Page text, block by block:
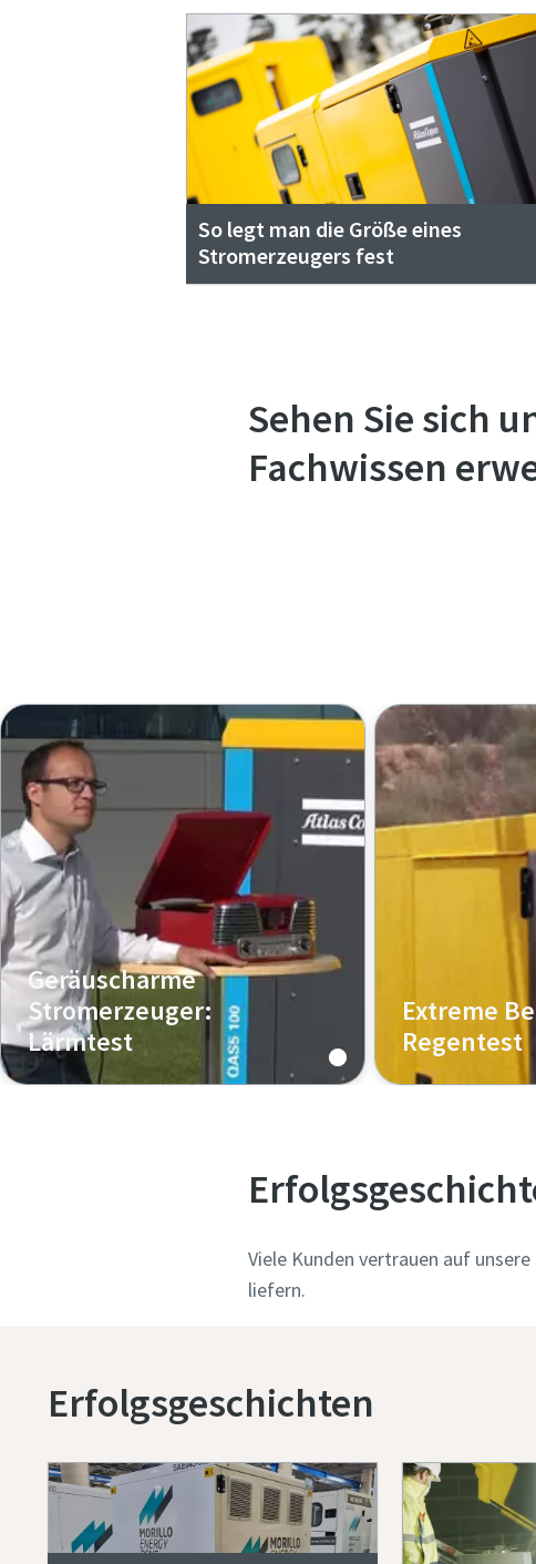
So legt man die Größe eines
Stromerzeugers fest
Sehen Sie sich
Fachwissen
Geräuscharme
Stromerzeuger:
Lärmtest
Extreme
Regentest
Viele Kunden vertrauen auf
liefern.
Erfolgsgeschichten